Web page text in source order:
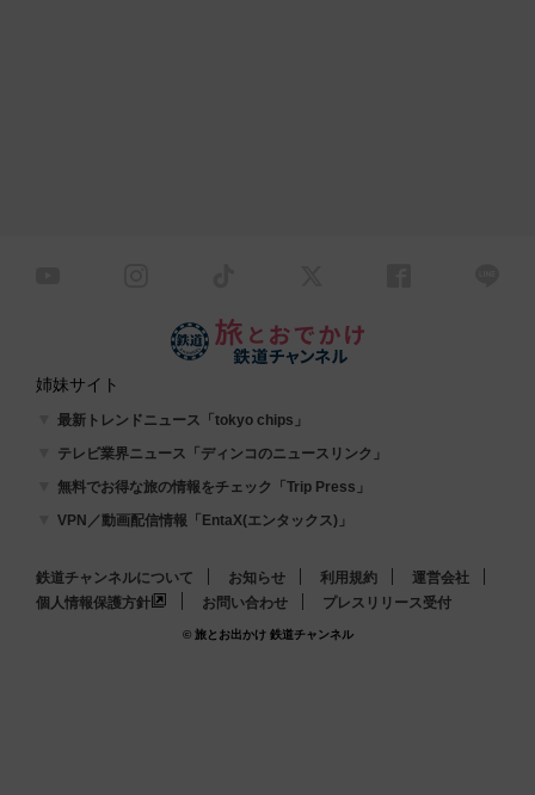
姉妹サイト
最新トレンドニュース「tokyo chips」
テレビ業界ニュース「ディンコのニュースリンク」
無料でお得な旅の情報をチェック「Trip Press」
VPN／動画配信情報「EntaX(エンタックス)」
鉄道チャンネルについて お知らせ 利用規約
運営会社
個人情報保護方針
お問い合わせ プレスリリース受付
© 旅とお出かけ 鉄道チャンネル